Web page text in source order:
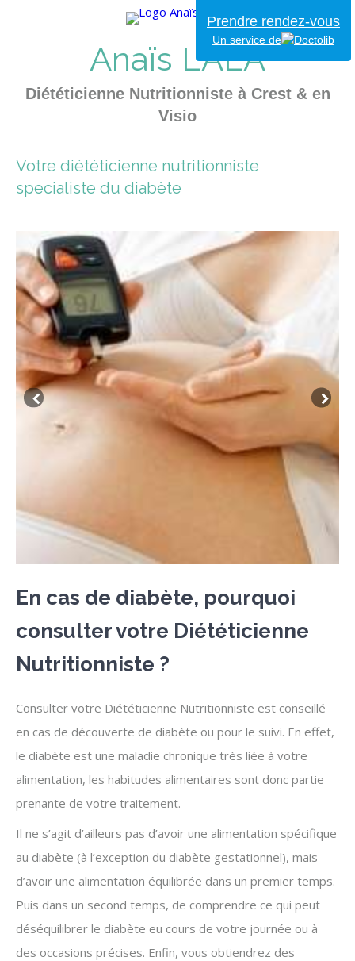
Anaïs LALA
Diététicienne Nutritionniste à Crest & en
Visio
Votre diététicienne nutritionniste
specialiste du diabète
En cas de diabète, pourquoi
consulter votre Diététicienne
Nutritionniste ?
Consulter votre Diététicienne Nutritionniste est conseillé
en cas de découverte de diabète ou pour le suivi. En effet,
le diabète est une maladie chronique très liée à votre
alimentation, les habitudes alimentaires sont donc partie
prenante de votre traitement.
Il ne s’agit d’ailleurs pas d’avoir une alimentation spécifique
au diabète (à l’exception du diabète gestationnel), mais
d’avoir une alimentation équilibrée dans un premier temps.
Puis dans un second temps, de comprendre ce qui peut
déséquilibrer le diabète eu cours de votre journée ou à
des occasions précises. Enfin, vous obtiendrez des
Prendre rendez-vous
Un service de